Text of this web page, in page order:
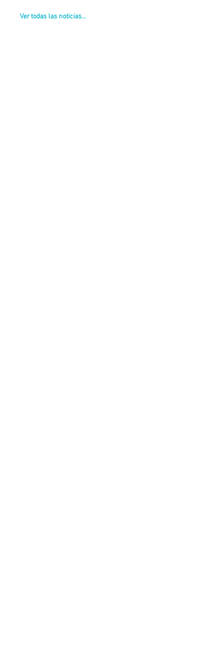
Ver todas las noticias...